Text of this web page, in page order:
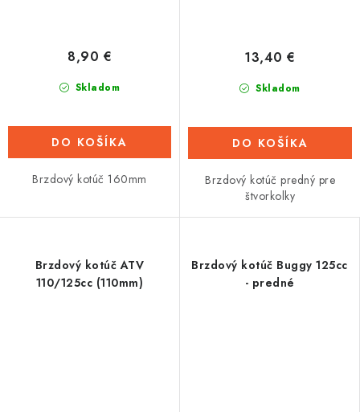
Skladom
8,90 €
DO KOŠÍKA
Brzdový kotúč 160mm
Skladom
13,40 €
DO KOŠÍKA
Brzdový kotúč predný pre
štvorkolky
Brzdový kotúč ATV
110/125cc (110mm)
Brzdový kotúč Buggy 125cc
- predné